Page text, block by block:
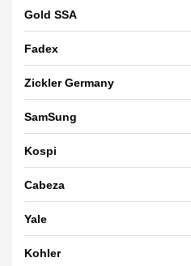
Gold SSA
Fadex
Zickler Germany
SamSung
Kospi
Cabeza
Yale
Kohler